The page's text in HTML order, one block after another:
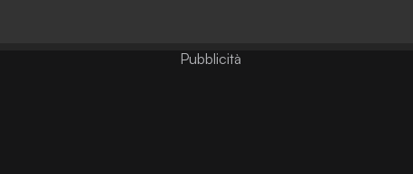
Pubblicità